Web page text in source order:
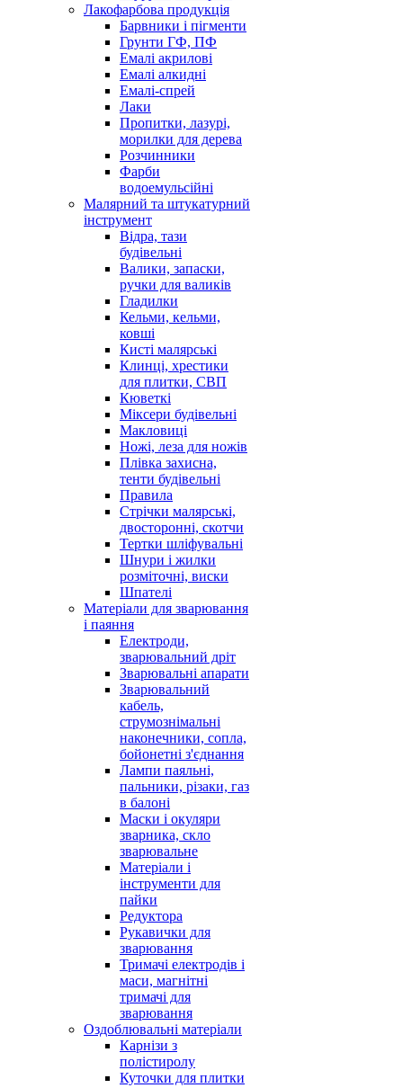
Лакофарбова продукція
Барвники і пігменти
Грунти ГФ, ПФ
Емалі акрилові
Емалі алкидні
Емалі-спрей
Лаки
Пропитки, лазурі,
морилки для дерева
Розчинники
Фарби
водоемульсійні
Малярний та штукатурний
інструмент
Відра, тази
будівельні
Валики, запаски,
ручки для валиків
Гладилки
Кельми, кельми,
ковші
Кисті малярські
Клинці, хрестики
для плитки, СВП
Кюветкі
Міксери будівельні
Макловиці
Ножі, леза для ножів
Плівка захисна,
тенти будівельні
Правила
Стрічки малярські,
двосторонні, скотчи
Тертки шліфувальні
Шнури і жилки
розміточні, виски
Шпателі
Матеріали для зварювання
і паяння
Електроди,
зварювальний дріт
Зварювальні апарати
Зварювальний
кабель,
струмознімальні
наконечники, сопла,
бойонетні з'єднання
Лампи паяльні,
пальники, різаки, газ
в балоні
Маски і окуляри
зварника, скло
зварювальне
Матеріали і
інструменти для
пайки
Редуктора
Рукавички для
зварювання
Тримачі електродів і
маси, магнітні
тримачі для
зварювання
Оздоблювальні матеріали
Карнізи з
полістиролу
Куточки для плитки